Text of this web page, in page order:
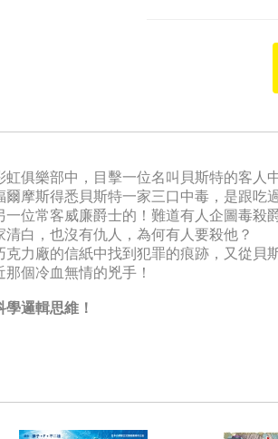
俱樂部中，目擊一位名叫貝斯特的客人
摩斯得悉貝斯特一家三口中毒，是跟吃
位常客威廉爵士的！難道有人企圖毒殺
白，也沒有仇人，為何有人要殺他？
力廠的信紙中找到犯罪的痕跡，又從貝
個冷血無情的兇手！
邏輯思維！